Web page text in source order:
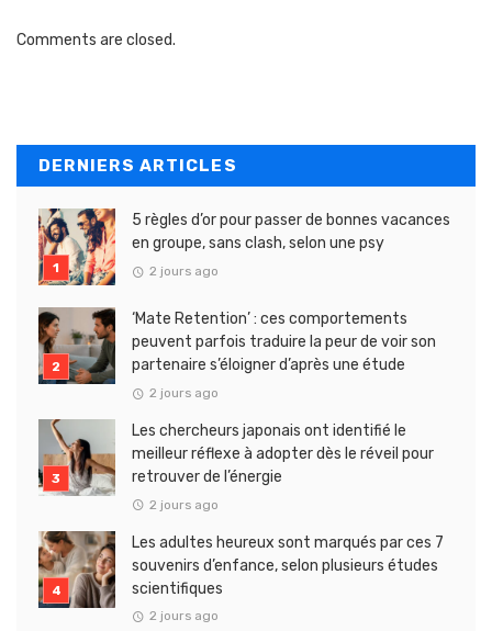
Comments are closed.
DERNIERS ARTICLES
5 règles d’or pour passer de bonnes vacances
en groupe, sans clash, selon une psy
2 jours ago
‘Mate Retention’ : ces comportements
peuvent parfois traduire la peur de voir son
partenaire s’éloigner d’après une étude
2 jours ago
Les chercheurs japonais ont identifié le
meilleur réflexe à adopter dès le réveil pour
retrouver de l’énergie
2 jours ago
Les adultes heureux sont marqués par ces 7
souvenirs d’enfance, selon plusieurs études
scientifiques
2 jours ago